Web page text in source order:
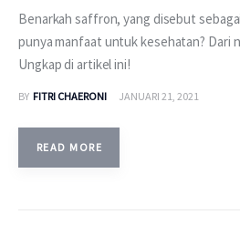
Benarkah saffron, yang disebut
punya manfaat untuk kesehatan? Dari
Ungkap di artikel ini!
BY FITRI CHAERONI JANUARI 21, 2021
READ MORE